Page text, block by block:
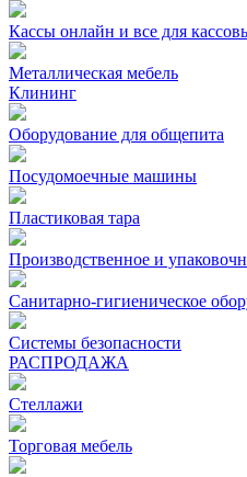
Кассы онлайн и все для
Металлическая мебель
Клининг
Оборудование для общепита
Посудомоечные машины
Пластиковая тара
Производственное и
Санитарно-гигиеническое
Системы безопасности
РАСПРОДАЖА
Стеллажи
Торговая мебель